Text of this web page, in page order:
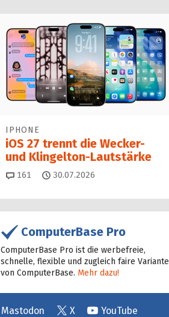
IPHONE
iOS 27 trennt die Wecker-
und Klingelton-Lautstärke
161 Kommentare
30.07.2026
ComputerBase Pro
ComputerBase Pro ist die werbefreie,
schnelle, flexible und zugleich faire Variante
von ComputerBase. Mehr dazu!
Mastodon X YouTube